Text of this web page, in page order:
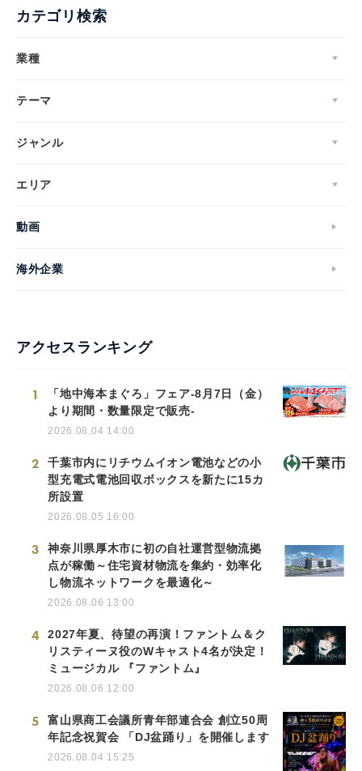
カテゴリ検索
業種
テーマ
ジャンル
エリア
動画
海外企業
アクセスランキング
1
「地中海本まぐろ」フェア-8月7日（金）
より期間・数量限定で販売-
2026.08.04 14:00
2
千葉市内にリチウムイオン電池などの小
型充電式電池回収ボックスを新たに15カ
所設置
2026.08.05 16:00
3
神奈川県厚木市に初の自社運営型物流拠
点が稼働～住宅資材物流を集約・効率化
し物流ネットワークを最適化～
2026.08.06 13:00
4
2027年夏、待望の再演！ファントム＆ク
リスティーヌ役のWキャスト4名が決定！
ミュージカル 『ファントム』
2026.08.06 12:00
5
富山県商工会議所青年部連合会 創立50周
年記念祝賀会 「DJ盆踊り」を開催します
2026.08.04 15:25